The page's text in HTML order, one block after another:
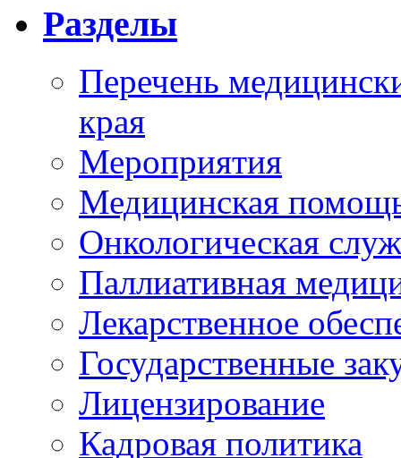
Разделы
Перечень
края
Мероприятия
Медицинская
Онкологическая
Паллиативная
Лекарственное
Государственные
Лицензирование
Кадровая политика